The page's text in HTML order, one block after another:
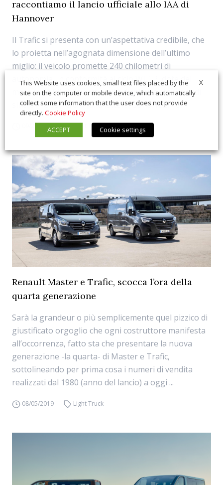
raccontiamo il lancio ufficiale allo IAA di
Hannover
Il Trafic si presenta con un’aspettativa credibile, che
lo proietta nell’agognata dimensione dell’ultimo
miglio: il veicolo promette 240 chilometri di
autonomia, in conformità al ciclo WLTP, dote del
motore da 90 chilowatt, unità di misura standard di
sincroni e asincroni (alla lettera, sono 122,4 c...
09/26/2022 Light Truck
Renault Master e Trafic, scocca l’ora della
quarta generazione
Sarà la grandeur o più semplicemente quel pizzico di
giustificato orgoglio che ogni costruttore manifesta
all’occorrenza, fatto sta che presentare la nuova
generazione -la quarta- di Master e Trafic,
sottolineando per prima cosa i numeri di vendita
realizzati dal 1980 (anno del lancio) a oggi ...
08/05/2019 Light Truck
X
This Website uses cookies, small text files placed by the
site on the computer or mobile device, which automatically
collect some information that the user does not provide
directly. Cookie Policy
ACCEPT
Cookie settings